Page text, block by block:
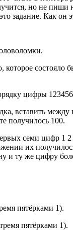
но не пиши
задание. Как он
состояло
цифры
вставить
получилось 100.
семи цифр 1 2
их
и ту же цифру
пятёрками 1).
пятёрками 1).